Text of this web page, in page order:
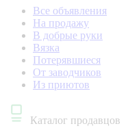
Все объявления
На продажу
В добрые руки
Вязка
Потерявшиеся
От заводчиков
Из приютов
Каталог продавцов